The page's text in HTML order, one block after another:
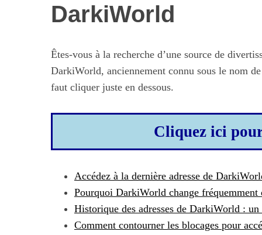
DarkiWorld
Êtes-vous à la recherche d’une source de
DarkiWorld, anciennement connu sous le nom
faut cliquer juste en dessous.
Cliquez ici
Accédez à la dernière adresse de
Pourquoi DarkiWorld change fréquemment
Historique des adresses de DarkiWorld :
Comment contourner les blocages pour